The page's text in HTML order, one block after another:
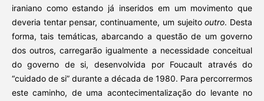
iraniano como estando já inseridos em um movimento que
deveria tentar pensar, continuamente, um sujeitooutro. Desta
forma, tais temáticas, abarcando a questão de um governo
dos outros, carregarão igualmente a necessidade conceitual
do governo de si, desenvolvida por Foucault através do
“cuidado de si” durante a década de 1980. Para percorrermos
este caminho, de uma acontecimentalização do levante no